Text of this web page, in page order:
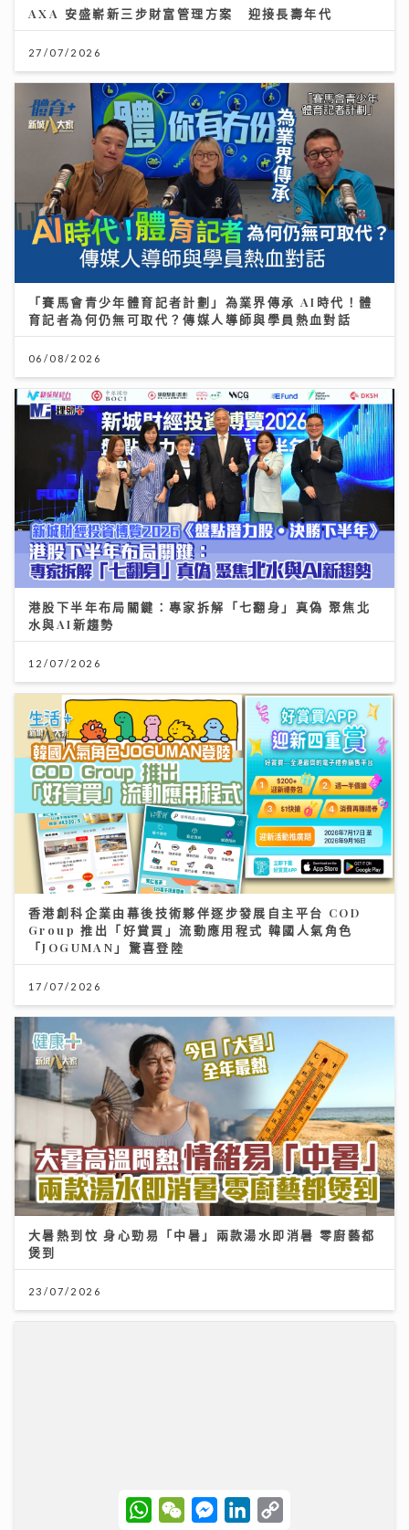
AXA 安盛嶄新三步財富管理方案 迎接長壽年代
27/07/2026
「賽馬會青少年體育記者計劃」為業界傳承 AI時代！體
育記者為何仍無可取代？傳媒人導師與學員熱血對話
06/08/2026
港股下半年布局關鍵：專家拆解「七翻身」真偽 聚焦北
水與AI新趨勢
12/07/2026
香港創科企業由幕後技術夥伴逐步發展自主平台 COD
Group 推出「好賞買」流動應用程式 韓國人氣角色
「JOGUMAN」驚喜登陸
17/07/2026
大暑熱到忟 身心勁易「中暑」兩款湯水即消暑 零廚藝都
煲到
23/07/2026
W
h
W
e
M
e
L